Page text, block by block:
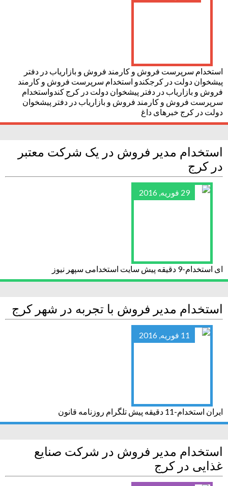
استخدام سرپرست فروش و کارمند فروش و بازاریاب در دفتر
پیشخوان دولت در کرجکندو استخدام سرپرست فروش و کارمند
فروش و بازاریاب در دفتر پیشخوان دولت در کرج کندواستخدام
سرپرست فروش و کارمند فروش و بازاریاب در دفتر پیشخوان
دولت در کرج خبرهای داغ
استخدام مدیر فروش در یک شرکت معتبر
در کرج
29 فوریه, 2016
ای استخدام-9 دقیقه پیش سایت استخدامی سپهر نیوز
استخدام مدیر فروش با تجربه در شهر کرج
11 فوریه, 2016
ایران استخدام-11 دقیقه پیش تلگرام روزنامه قانون
استخدام مدیر فروش در شرکت صنایع
غذایی در کرج